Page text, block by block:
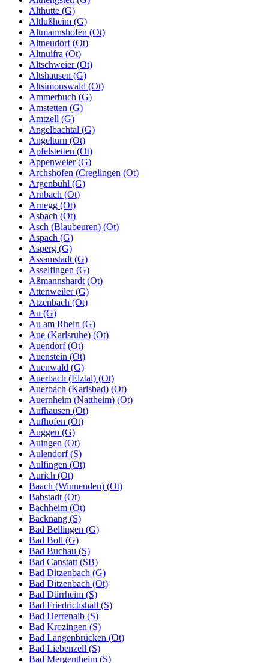
Althütte (G)
Altlußheim (G)
Altmannshofen (Ot)
Altneudorf (Ot)
Altnuifra (Ot)
Altschweier (Ot)
Altshausen (G)
Altsimonswald (Ot)
Ammerbuch (G)
Amstetten (G)
Amtzell (G)
Angelbachtal (G)
Angeltürn (Ot)
Apfelstetten (Ot)
Appenweier (G)
Archshofen (Creglingen (Ot)
Argenbühl (G)
Arnbach (Ot)
Arnegg (Ot)
Asbach (Ot)
Asch (Blaubeuren) (Ot)
Aspach (G)
Asperg (G)
Assamstadt (G)
Asselfingen (G)
Aßmannshardt (Ot)
Attenweiler (G)
Atzenbach (Ot)
Au (G)
Au am Rhein (G)
Aue (Karlsruhe) (Ot)
Auendorf (Ot)
Auenstein (Ot)
Auenwald (G)
Auerbach (Elztal) (Ot)
Auerbach (Karlsbad) (Ot)
Auernheim (Nattheim) (Ot)
Aufhausen (Ot)
Aufhofen (Ot)
Auggen (G)
Auingen (Ot)
Aulendorf (S)
Aulfingen (Ot)
Aurich (Ot)
Baach (Winnenden) (Ot)
Babstadt (Ot)
Bachheim (Ot)
Backnang (S)
Bad Bellingen (G)
Bad Boll (G)
Bad Buchau (S)
Bad Canstatt (SB)
Bad Ditzenbach (G)
Bad Ditzenbach (Ot)
Bad Dürrheim (S)
Bad Friedrichshall (S)
Bad Herrenalb (S)
Bad Krozingen (S)
Bad Langenbrücken (Ot)
Bad Liebenzell (S)
Bad Mergentheim (S)